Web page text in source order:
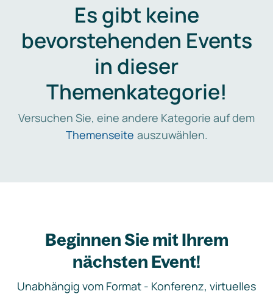
Es gibt keine
bevorstehenden Events
in dieser
Themenkategorie!
Versuchen Sie, eine andere Kategorie auf dem
Themenseite auszuwählen.
Beginnen Sie mit Ihrem
nächsten Event!
Unabhängig vom Format - Konferenz, virtuelles